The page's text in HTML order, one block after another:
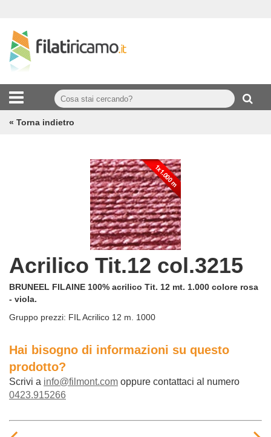
« Torna indietro
Acrilico Tit.12 col.3215
BRUNEEL FILAINE 100% acrilico Tit. 12 mt. 1.000 colore rosa
- viola.
Gruppo prezzi: FIL Acrilico 12 m. 1000
Hai bisogno di informazioni su questo
prodotto?
Scrivi a info@filmont.com oppure contattaci al numero
0423.915266